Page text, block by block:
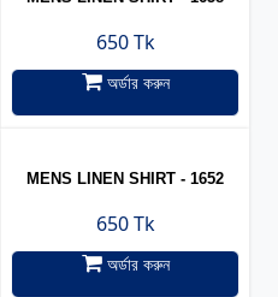
650 Tk
অর্ডার করুন
MENS LINEN SHIRT - 1652
650 Tk
অর্ডার করুন